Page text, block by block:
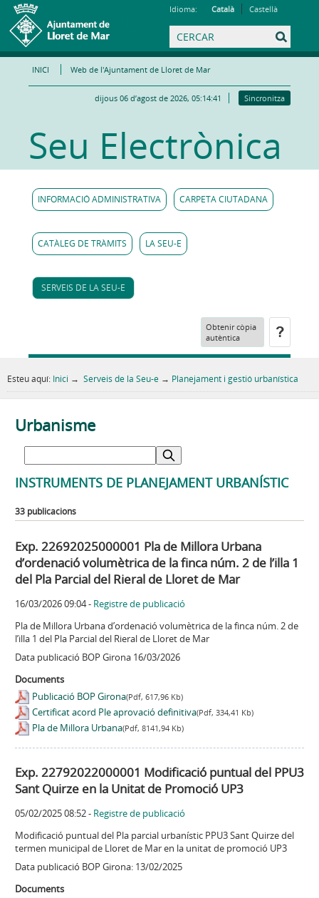
Idioma: Català Castellà
INICI Web de l'Ajuntament de Lloret de Mar
dijous 06 d’agost de 2026, 05:14:41 Sincronitza
Seu Electrònica
INFORMACIÓ ADMINISTRATIVA CARPETA CIUTADANA
CATÀLEG DE TRÀMITS LA SEU-E
SERVEIS DE LA SEU-E
Obtenir còpia
autèntica
Esteu aquí: Inici → Serveis de la Seu-e → Planejament i gestió urbanística
Urbanisme
INSTRUMENTS DE PLANEJAMENT URBANÍSTIC
33 publicacions
Exp. 22692025000001 Pla de Millora Urbana
d’ordenació volumètrica de la finca núm. 2 de l’illa 1
del Pla Parcial del Rieral de Lloret de Mar
16/03/2026 09:04- Registre de publicació
Pla de Millora Urbana d’ordenació volumètrica de la finca núm. 2 de
l’illa 1 del Pla Parcial del Rieral de Lloret de Mar
Data publicació BOP Girona 16/03/2026
Documents
Publicació BOP Girona(Pdf, 617,96 Kb)
Certificat acord Ple aprovació definitiva(Pdf, 334,41 Kb)
Pla de Millora Urbana(Pdf, 8141,94 Kb)
Exp. 22792022000001 Modificació puntual del PPU3
Sant Quirze en la Unitat de Promoció UP3
05/02/2025 08:52- Registre de publicació
Modificació puntual del Pla parcial urbanístic PPU3 Sant Quirze del
termen municipal de Lloret de Mar en la unitat de promoció UP3
Data publicació BOP Girona: 13/02/2025
Documents